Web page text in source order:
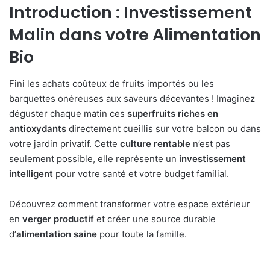
Introduction : Investissement
Malin dans votre Alimentation
Bio
Fini les achats coûteux de fruits importés ou les
barquettes onéreuses aux saveurs décevantes ! Imaginez
déguster chaque matin ces superfruits riches en
antioxydants directement cueillis sur votre balcon ou dans
votre jardin privatif. Cette culture rentable n’est pas
seulement possible, elle représente un investissement
intelligent pour votre santé et votre budget familial.
Découvrez comment transformer votre espace extérieur
en verger productif et créer une source durable
d’alimentation saine pour toute la famille.